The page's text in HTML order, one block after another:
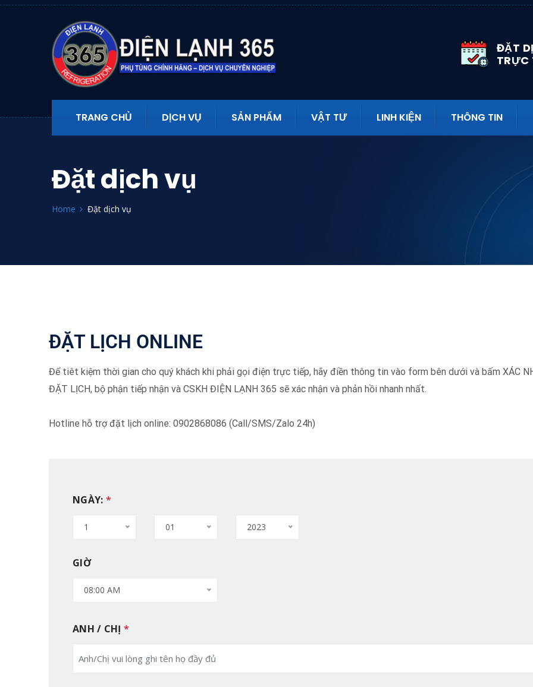
ĐẶT
TRỰC
TRANG CHỦ DỊCH VỤ SẢN PHẨM VẬT TƯ LINH KIỆN THÔNG TIN
Đặt dịch vụ
Home Đặt dịch vụ
ĐẶT LỊCH ONLINE
Để tiêt kiệm thời gian cho quý khách khi phải gọi điện trực tiếp, hãy điền thông tin vào form bên dưới và bấm XÁC
ĐẶT LỊCH, bộ phận tiếp nhận và CSKH ĐIỆN LẠNH 365 sẽ xác nhận và phản hồi nhanh nhất.
Hotline hỗ trợ đặt lịch online: 0902868086 (Call/SMS/Zalo 24h)
NGÀY: *
1 01 2023
GIỜ
08:00 AM
ANH / CHỊ*